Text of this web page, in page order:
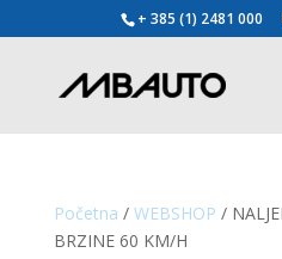
+ 385 (1) 2481 000
Početna / WEBSHOP /
BRZINE 60 KM/H